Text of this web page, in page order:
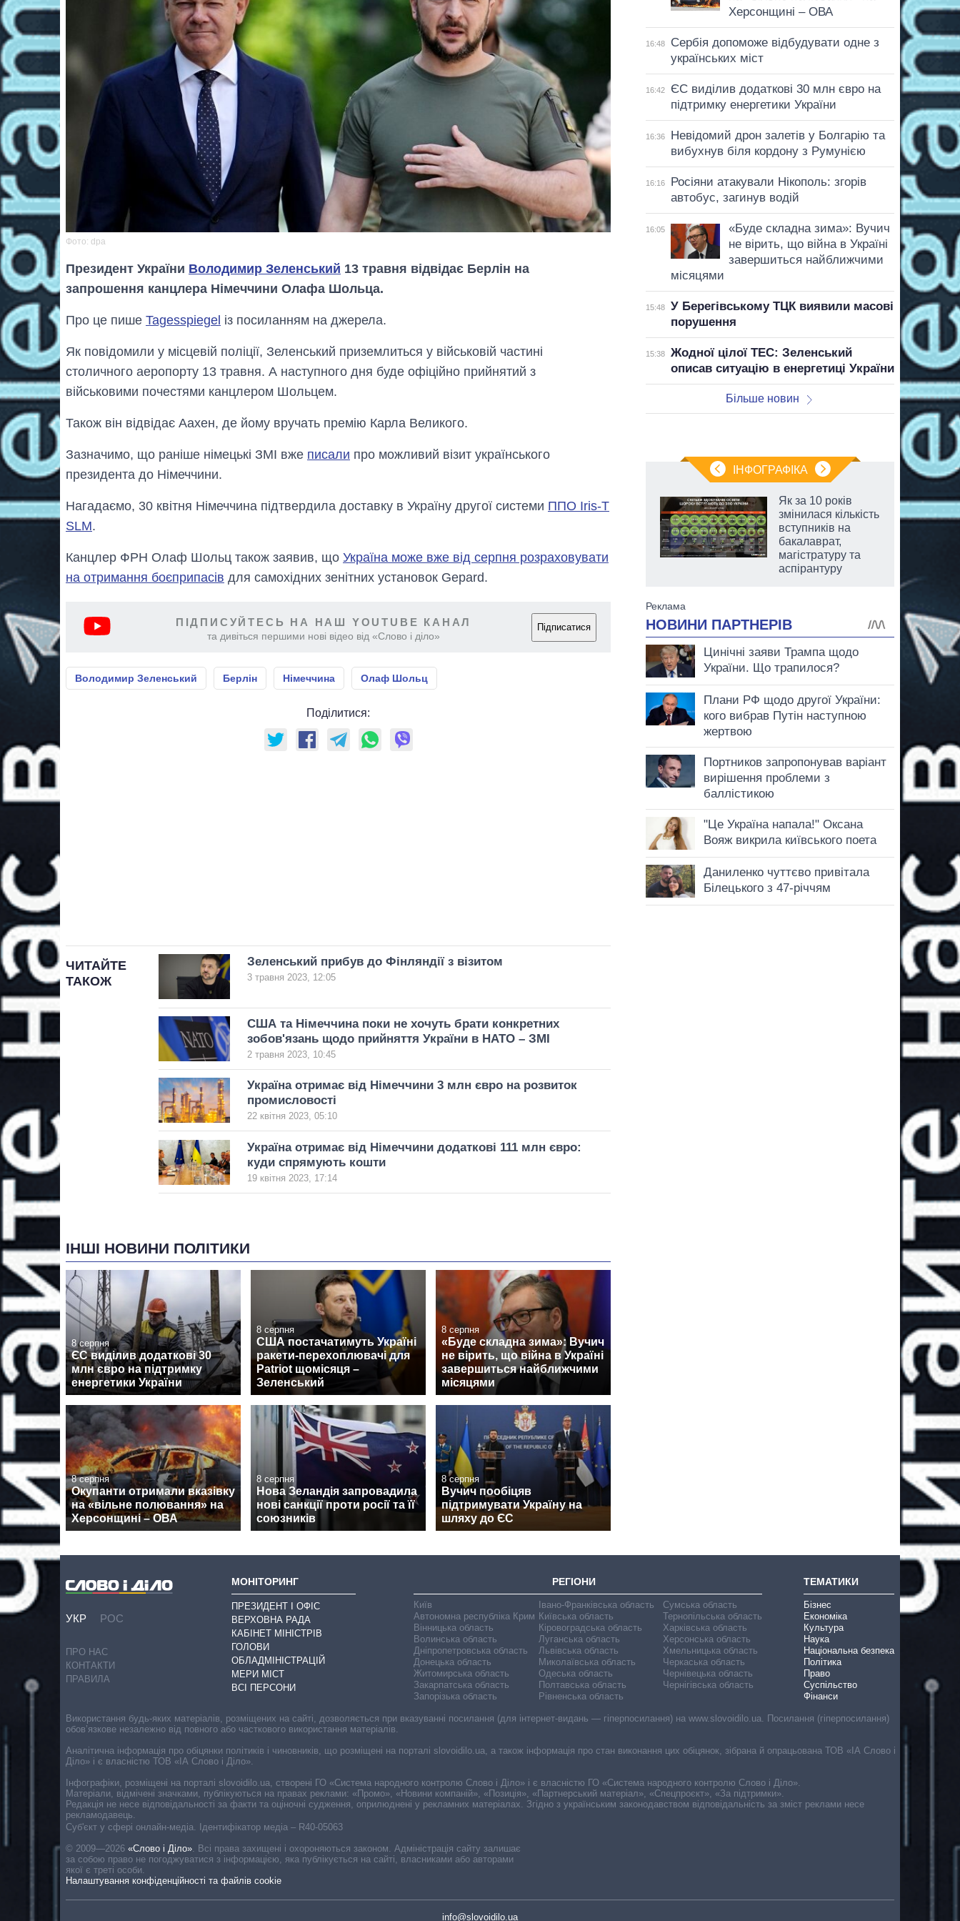
Фото: dpa
Президент України Володимир Зеленський 13 травня відвідає Берлін на
запрошення канцлера Німеччини Олафа Шольца.
Про це пише Tagesspiegel із посиланням на джерела.
Як повідомили у місцевій поліції, Зеленський приземлиться у військовій частині
столичного аеропорту 13 травня. А наступного дня буде офіційно прийнятий з
військовими почестями канцлером Шольцем.
Також він відвідає Аахен, де йому вручать премію Карла Великого.
Зазначимо, що раніше німецькі ЗМІ вже писали про можливий візит українського
президента до Німеччини.
Нагадаємо, 30 квітня Німеччина підтвердила доставку в Україну другої системи ППО Iris-T
SLM.
Канцлер ФРН Олаф Шольц також заявив, що Україна може вже від серпня розраховувати
на отримання боєприпасів для самохідних зенітних установок Gepard.
ПІДПИСУЙТЕСЬ НА НАШ YOUTUBE КАНАЛ
та дивіться першими нові відео від «Слово і діло»
Підписатися
Володимир Зеленський Берлін Німеччина Олаф Шольц
Поділитися:
ЧИТАЙТЕ
ТАКОЖ
Зеленський прибув до Фінляндії з візитом
3 травня 2023, 12:05
США та Німеччина поки не хочуть брати конкретних
зобов'язань щодо прийняття України в НАТО – ЗМІ
2 травня 2023, 10:45
Україна отримає від Німеччини 3 млн євро на розвиток
промисловості
22 квітня 2023, 05:10
Україна отримає від Німеччини додаткові 111 млн євро:
куди спрямують кошти
19 квітня 2023, 17:14
ІНШІ НОВИНИ ПОЛІТИКИ
8 серпня
ЄС виділив додаткові 30
млн євро на підтримку
енергетики України
8 серпня
США постачатимуть Україні
ракети-перехоплювачі для
Patriot щомісяця –
Зеленський
8 серпня
«Буде складна зима»: Вучич
не вірить, що війна в Україні
завершиться найближчими
місяцями
8 серпня
Окупанти отримали вказівку
на «вільне полювання» на
Херсонщині – ОВА
8 серпня
Нова Зеландія запровадила
нові санкції проти росії та її
союзників
8 серпня
Вучич пообіцяв
підтримувати Україну на
шляху до ЄС
Херсонщині – ОВА
16:48
Сербія допоможе відбудувати одне з
українських міст
16:42
ЄС виділив додаткові 30 млн євро на
підтримку енергетики України
16:36
Невідомий дрон залетів у Болгарію та
вибухнув біля кордону з Румунією
16:16
Росіяни атакували Нікополь: згорів
автобус, загинув водій
16:05
«Буде складна зима»: Вучич
не вірить, що війна в Україні
завершиться найближчими
місяцями
15:48
У Берегівському ТЦК виявили масові
порушення
15:38
Жодної цілої ТЕС: Зеленський
описав ситуацію в енергетиці України
Більше новин
ІНФОГРАФІКА
Від 1 місяця – до 5
років: хто і як
СЗР
Як за 10 років
змінилася кількість
вступників на
бакалаврат,
магістратуру та
аспірантуру
УКР РОС
ПРО НАС
КОНТАКТИ
ПРАВИЛА
МОНІТОРИНГ
ПРЕЗИДЕНТ І ОФІС
ВЕРХОВНА РАДА
КАБІНЕТ МІНІСТРІВ
ГОЛОВИ
ОБЛАДМІНІСТРАЦІЙ
МЕРИ МІСТ
ВСІ ПЕРСОНИ
РЕГІОНИ
Київ
Автономна республіка Крим
Вінницька область
Волинська область
Дніпропетровська область
Донецька область
Житомирська область
Закарпатська область
Запорізька область
Івано-Франківська область
Київська область
Кіровоградська область
Луганська область
Львівська область
Миколаївська область
Одеська область
Полтавська область
Рівненська область
Сумська область
Тернопільська область
Харківська область
Херсонська область
Хмельницька область
Черкаська область
Чернівецька область
Чернігівська область
ТЕМАТИКИ
Бізнес
Економіка
Культура
Наука
Національна безпека
Політика
Право
Суспільство
Фінанси
Cуб'єкт у сфері онлайн-медіа. Ідентифікатор медіа – R40-05063
© 2009—2026 «Слово і Діло». Всі права захищені і охороняються законом. Адміністрація сайту залишає
за собою право не погоджуватися з інформацією, яка публікується на сайті, власниками або авторами
якої є треті особи.
Налаштування конфіденційності та файлів cookie
info@slovoidilo.ua
Використання будь-яких матеріалів, розміщених на сайті, дозволяється при вказуванні посилання (для інтернет-видань — гіперпосилання) на www.slovoidilo.ua. Посилання (гіперпосилання)
обов’язкове незалежно від повного або часткового використання матеріалів.
Аналітична інформація про обіцянки політиків і чиновників, що розміщені на порталі slovoidilo.ua, а також інформація про стан виконання цих обіцянок, зібрана й опрацьована ТОВ «ІА Слово і
Діло» і є власністю ТОВ «ІА Слово і Діло».
Інфографіки, розміщені на порталі slovoidilo.ua, створені ГО «Система народного контролю Слово і Діло» і є власністю ГО «Система народного контролю Слово і Діло».
Матеріали, відмічені значками, публікуються на правах реклами: «Промо», «Новини компаній», «Позиція», «Партнерський матеріал», «Спецпроєкт», «За підтримки».
Редакція не несе відповідальності за факти та оціночні судження, оприлюднені у рекламних матеріалах. Згідно з українським законодавством відповідальність за зміст реклами несе
рекламодавець.